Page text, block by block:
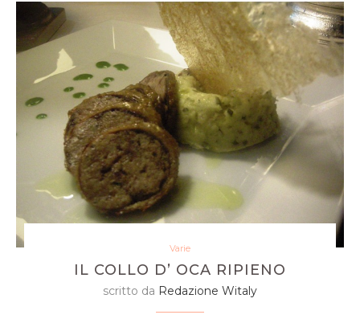
Varie
IL COLLO D’ OCA RIPIENO
scritto da Redazione Witaly
i collo d